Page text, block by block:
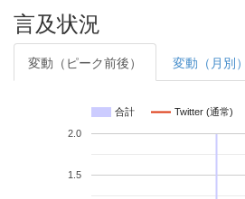
言及状況
変動（ピーク前後） 変動（月別）
合計 Twitter (通常)
1.5
2.0